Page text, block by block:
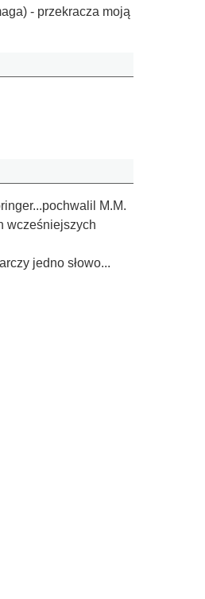
- przekracza moją
M.M.
wcześniejszych
jedno słowo...